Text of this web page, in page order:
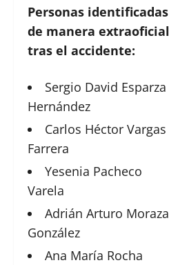
Personas identificadas
de manera extraoficial
tras el accidente:
Sergio David Esparza
Hernández
Carlos Héctor Vargas
Farrera
Yesenia Pacheco
Varela
Adrián Arturo Moraza
González
Ana María Rocha